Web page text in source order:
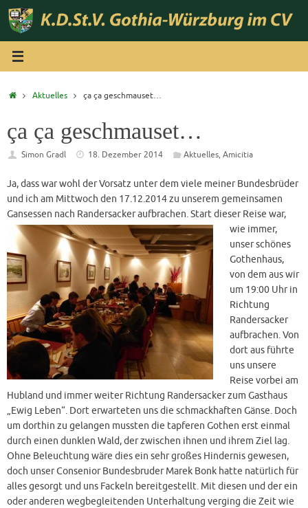
Zum
Inhalt
springen
StartAktuelles ça ça geschmauset…
ça ça geschmauset…
Simon Gradl 18. Dezember 2014 Aktuelles, Amicitia
Ja, dass war wohl der Vorsatz unter dem viele meiner Bundesbrüder
und ich am Mittwoch den 17.12.2014 zu unserem gemeinsamen
Gansessen nach Randersacker aufbrachen.Start dieser Reise war,
wie immer,
unser schönes
Gothenhaus,
von dem aus wir
um 19:00 Uhr in
Richtung
Randersacker
aufbrachen. Von
dort aus führte
uns unsere
Reise vorbei am
Hubland und immer weiter Richtung Randersacker zum Gasthaus
„Ewig Leben“. Dort erwarteten uns die schmackhaften Gänse. Doch
um dorthin zu gelangen mussten die tapferen Gothen erst einmal
durch einen dunklen Wald, der zwischen ihnen und ihrem Ziel lag.
Ohne Beleuchtung wäre dies ein sehr großes Hindernis gewesen,
doch unser Consenior Bundesbruder Marek Bonk hatte natürlich für
alles gesorgt und uns Fackeln bereitgestellt. Mit diesen und der ein
oder anderen wegbegleitenden Unterhaltung verging die Zeit wie